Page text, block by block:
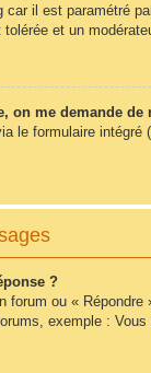
car il est paramétré
et un
on me demande de
le formulaire
?
forum ou «
exemple : Vous